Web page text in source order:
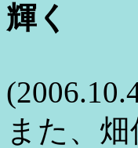
輝く
また、